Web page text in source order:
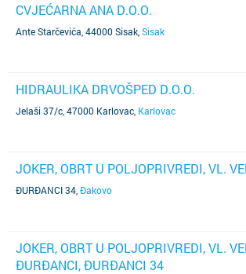
CVJEĆARNA ANA D.O.O.
Ante Starčevića, 44000 Sisak Sisak
HIDRAULIKA DRVOŠPED D.O.O.
Jelaši 37/c, 47000 Karlovac Karlovac
JOKER, OBRT U POLJOPRIVREDI, VL.
ĐURĐANCI 34 Đakovo
JOKER, OBRT U POLJOPRIVREDI, VL.
ĐURĐANCI, ĐURĐANCI 34